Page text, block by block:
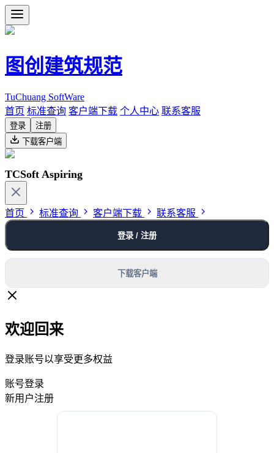
图创建筑规范
TuChuang SoftWare
首页 标准查询 客户端下载 个人中心 联系客服
登录
注册
下载客户端
TCSoft Aspiring
首页 标准查询 客户端下载 联系客服
登录 / 注册
下载客户端
欢迎回来
登录账号以享受更多权益
账号登录
新用户注册